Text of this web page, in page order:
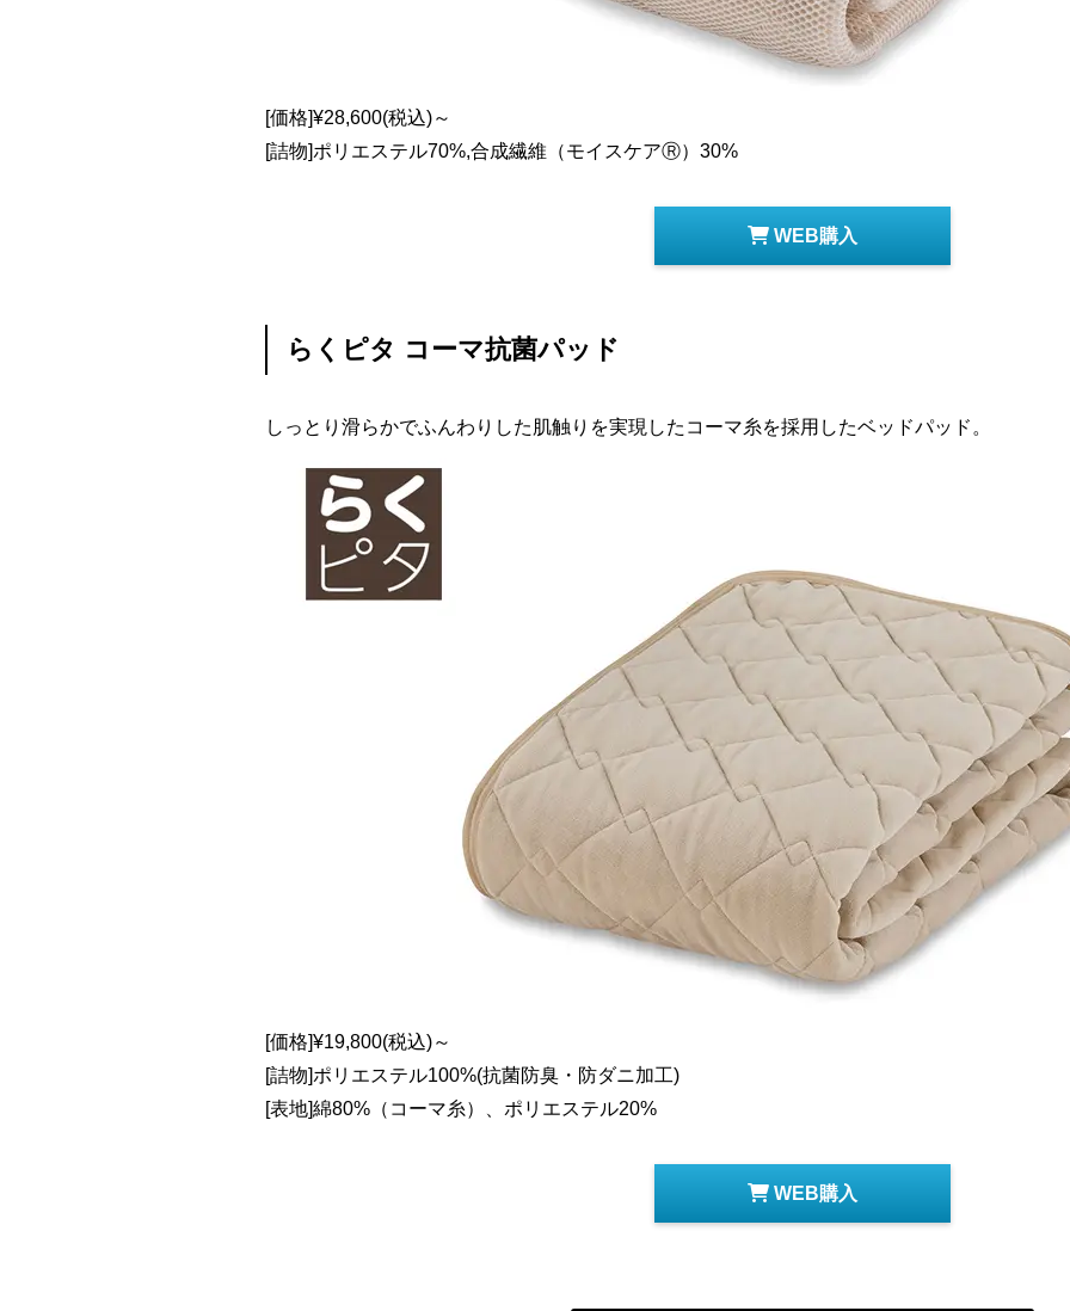
[価格]¥28,600(税込)～
[詰物]ポリエステル70%,合成繊維（モイスケアⓇ）30%
WEB購入
らくピタ コーマ抗菌パッド
しっとり滑らかでふんわりした肌触りを実現したコーマ糸を採用したベッドパッド。
[価格]¥19,800(税込)～
[詰物]ポリエステル100%(抗菌防臭・防ダニ加工)
[表地]綿80%（コーマ糸）、ポリエステル20%
WEB購入